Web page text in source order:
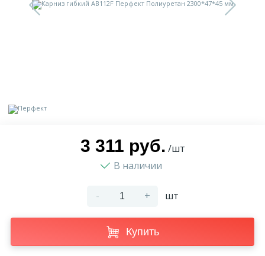
3 311 руб. /шт
В наличии
- + шт
Купить
Доставка
Сотрудничество